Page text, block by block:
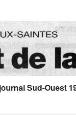
Sud-Ouest